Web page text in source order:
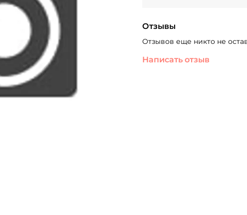
Отзывы
Отзывов еще никто не
Написать отзыв